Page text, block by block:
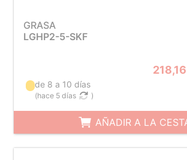
GRASA
LGHP2-5-SKF
de 8 a 10 días
(hace 5 días )
AÑADIR A LA